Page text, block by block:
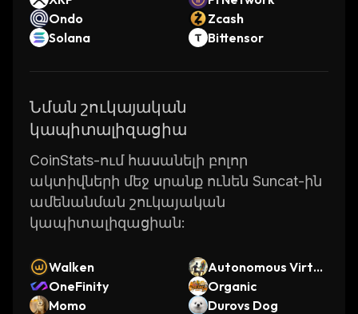
Ondo
Zcash
Solana
Bittensor
Նման շուկայական
կապիտալիզացիա
CoinStats-ում հասանելի բոլոր
ակտիվների մեջ սրանք ունեն Suncat-ին
ամենանման շուկայական
կապիտալիզացիան:
Walken
Autonomous Virtua
l Beings
OneFinity
Organic
Momo
Durovs Dog